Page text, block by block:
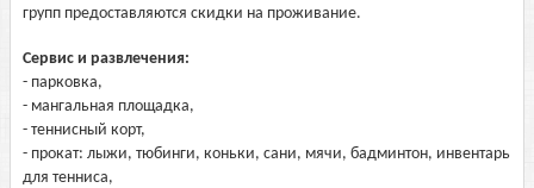
групп предоставляются скидки на проживание.
Сервис и развлечения:
- парковка,
- мангальная площадка,
- теннисный корт,
- прокат: лыжи, тюбинги, коньки, сани, мячи, бадминтон, инвентарь
для тенниса,